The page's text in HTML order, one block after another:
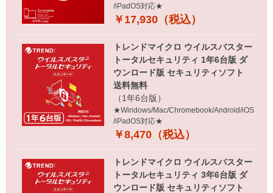
/iPadOS対応★
￥17,930（税込）
トレンドマイクロ ウイルスバスター
トータルセキュリティ 1年6台版 ダ
ウンロード版 セキュリティソフト
送料無料
（1年6台版）
★Windows/Mac/Chromebook/Android/iOS
/iPadOS対応★
￥8,470（税込）
トレンドマイクロ ウイルスバスター
トータルセキュリティ 3年6台版 ダ
ウンロード版 セキュリティソフト